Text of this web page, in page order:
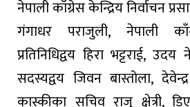
नेपाली काँग्रेस केन्द्रिय निर्वाचन
गंगाधर पराजुली, नेपाली
प्रतिनिधिद्वय हिरा भट्टराई,
सदस्यद्वय जिवन बास्तोला,
कास्कीका सचिव राजु क्षेत्री,